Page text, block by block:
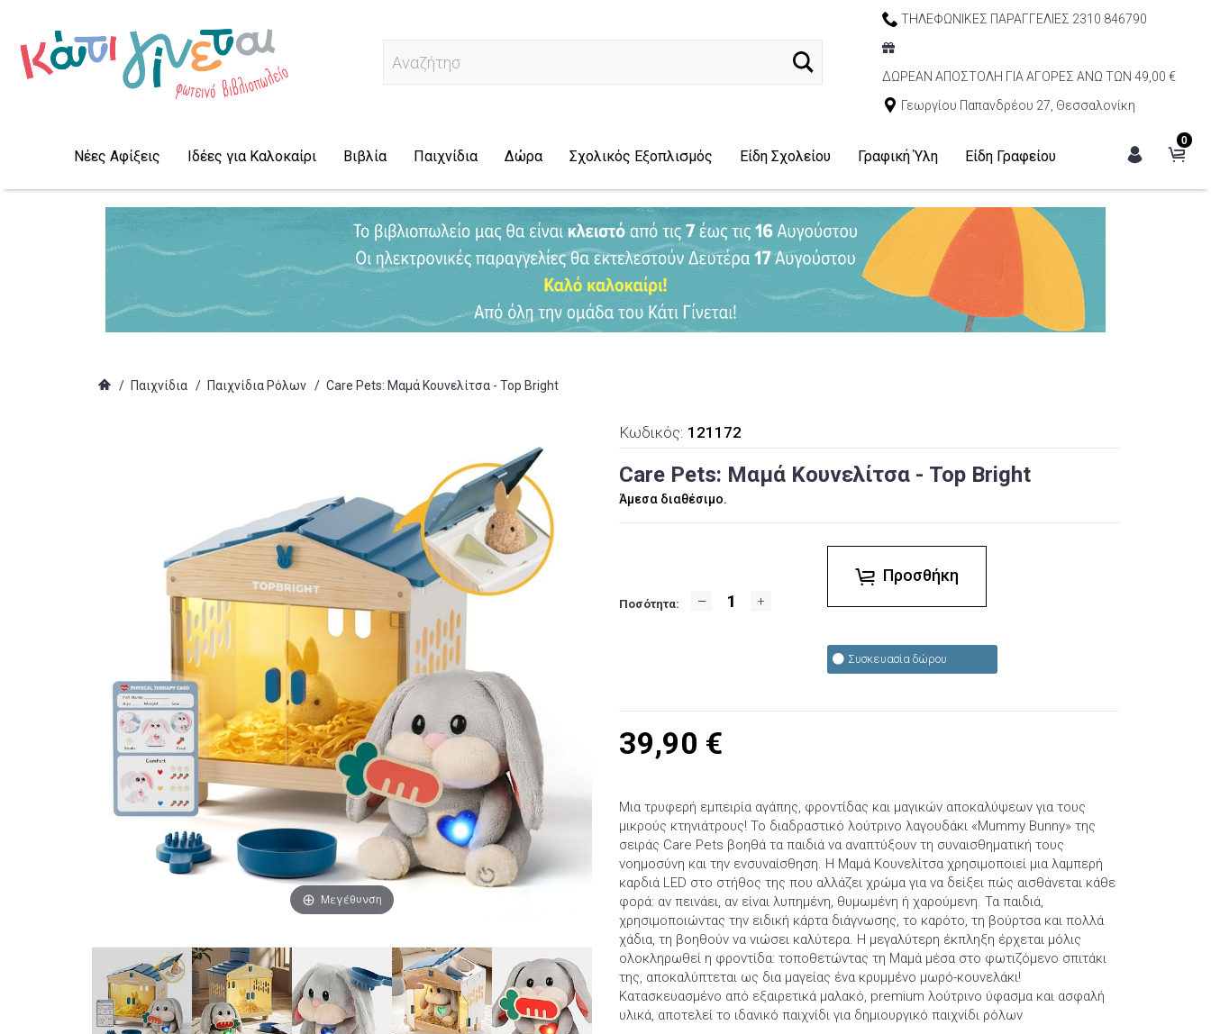
Αναζήτηση...
ΤΗΛΕΦΩΝΙΚΕΣ ΠΑΡΑΓΓΕΛΙΕΣ 2310 846790
ΔΩΡΕΑΝ ΑΠΟΣΤΟΛΗ ΓΙΑ ΑΓΟΡΕΣ ΑΝΩ ΤΩΝ 49,00 €
Γεωργίου Παπανδρέου 27, Θεσσαλονίκη
0
Νέες Αφίξεις Ιδέες για Καλοκαίρι Βιβλία Παιχνίδια Δώρα Σχολικός Εξοπλισμός Είδη Σχολείου Γραφική Ύλη Είδη Γραφείου
/ Παιχνίδια / Παιχνίδια Ρόλων / Care Pets: Μαμά Κουνελίτσα - Top Bright
Μεγέθυνση
Κωδικός: 121172
Care Pets: Μαμά Κουνελίτσα - Top Bright
Άμεσα διαθέσιμο.
Ποσότητα:
Προσθήκη
Συσκευασία δώρου
39,90 €
Μια τρυφερή εμπειρία αγάπης, φροντίδας και μαγικών αποκαλύψεων για τους
μικρούς κτηνιάτρους! Το διαδραστικό λούτρινο λαγουδάκι «Mummy Bunny» της
σειράς Care Pets βοηθά τα παιδιά να αναπτύξουν τη συναισθηματική τους
νοημοσύνη και την ενσυναίσθηση. Η Μαμά Κουνελίτσα χρησιμοποιεί μια λαμπερή
καρδιά LED στο στήθος της που αλλάζει χρώμα για να δείξει πώς αισθάνεται κάθε
φορά: αν πεινάει, αν είναι λυπημένη, θυμωμένη ή χαρούμενη. Τα παιδιά,
χρησιμοποιώντας την ειδική κάρτα διάγνωσης, το καρότο, τη βούρτσα και πολλά
χάδια, τη βοηθούν να νιώσει καλύτερα. Η μεγαλύτερη έκπληξη έρχεται μόλις
ολοκληρωθεί η φροντίδα: τοποθετώντας τη Μαμά μέσα στο φωτιζόμενο σπιτάκι
της, αποκαλύπτεται ως δια μαγείας ένα κρυμμένο μωρό-κουνελάκι!
Κατασκευασμένο από εξαιρετικά μαλακό, premium λούτρινο ύφασμα και ασφαλή
υλικά, αποτελεί το ιδανικό παιχνίδι για δημιουργικό παιχνίδι ρόλων